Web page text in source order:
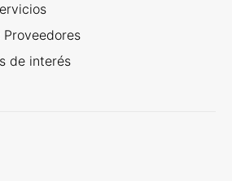
de interés